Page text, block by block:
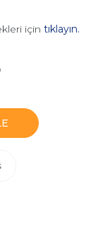
için tıklayın.